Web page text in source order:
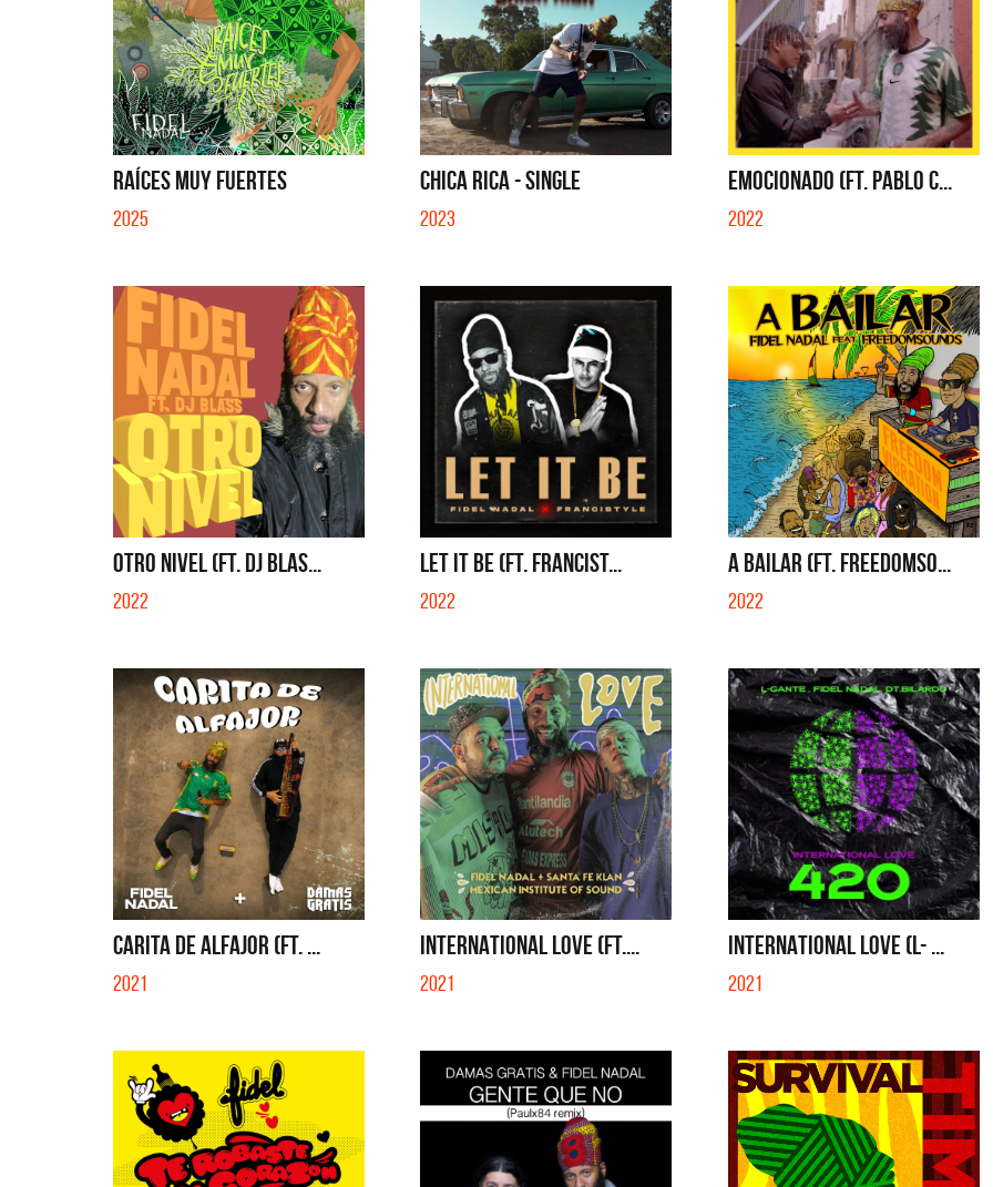
RAÍCES MUY FUERTES
2025
CHICA RICA - SINGLE
2023
EMOCIONADO (FT. PABLO C...
2022
OTRO NIVEL (FT. DJ BLAS...
2022
LET IT BE (FT. FRANCIST...
2022
A BAILAR (FT. FREEDOMSO...
2022
CARITA DE ALFAJOR (FT. ...
2021
INTERNATIONAL LOVE (FT....
2021
INTERNATIONAL LOVE (L- ...
2021
La Muela y Sus Amigos
QUE NO SE MUELA LA MUELA - SINGLE
La Joaqui
TE VI - SINGLE